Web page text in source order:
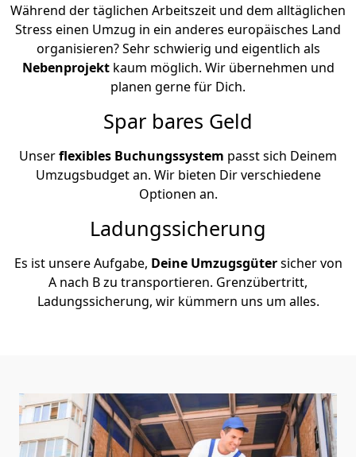
Während der täglichen Arbeitszeit und dem alltäglichen
Stress einen Umzug in ein anderes europäisches Land
organisieren? Sehr schwierig und eigentlich als
Nebenprojekt kaum möglich. Wir übernehmen und
planen gerne für Dich.
Spar bares Geld
Unserflexibles Buchungssystem passt sich Deinem
Umzugsbudget an. Wir bieten Dir verschiedene
Optionen an.
Ladungssicherung
Es ist unsere Aufgabe, Deine Umzugsgütersicher von
A nach B zu transportieren. Grenzübertritt,
Ladungssicherung, wir kümmern uns um alles.